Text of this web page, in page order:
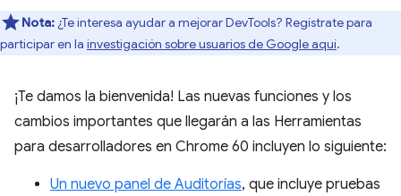
Nota: ¿Te interesa ayudar a mejorar DevTools? Regístrate para
participar en la investigación sobre usuarios de Google aquí.
¡Te damos la bienvenida! Las nuevas funciones y los
cambios importantes que llegarán a las Herramientas
para desarrolladores en Chrome 60 incluyen lo siguiente:
Un nuevo panel de Auditorías, que incluye pruebas